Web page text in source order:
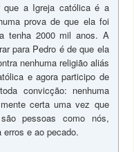
que a Igreja católica é a
prova de que ela foi
tenha 2000 mil anos. A
para Pedro é de que ela
nenhuma religião aliás
e agora participo de
convicção: nenhuma
certa uma vez que
pessoas como nós,
e ao pecado.